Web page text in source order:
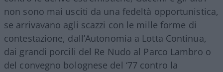
non sono mai usciti da una fedeltà opportunistica,
se arrivavano agli scazzi con le mille forme di
contestazione, dall’Autonomia a Lotta Continua,
dai grandi porcili del Re Nudo al Parco Lambro o
del convegno bolognese del ‘77 contro la